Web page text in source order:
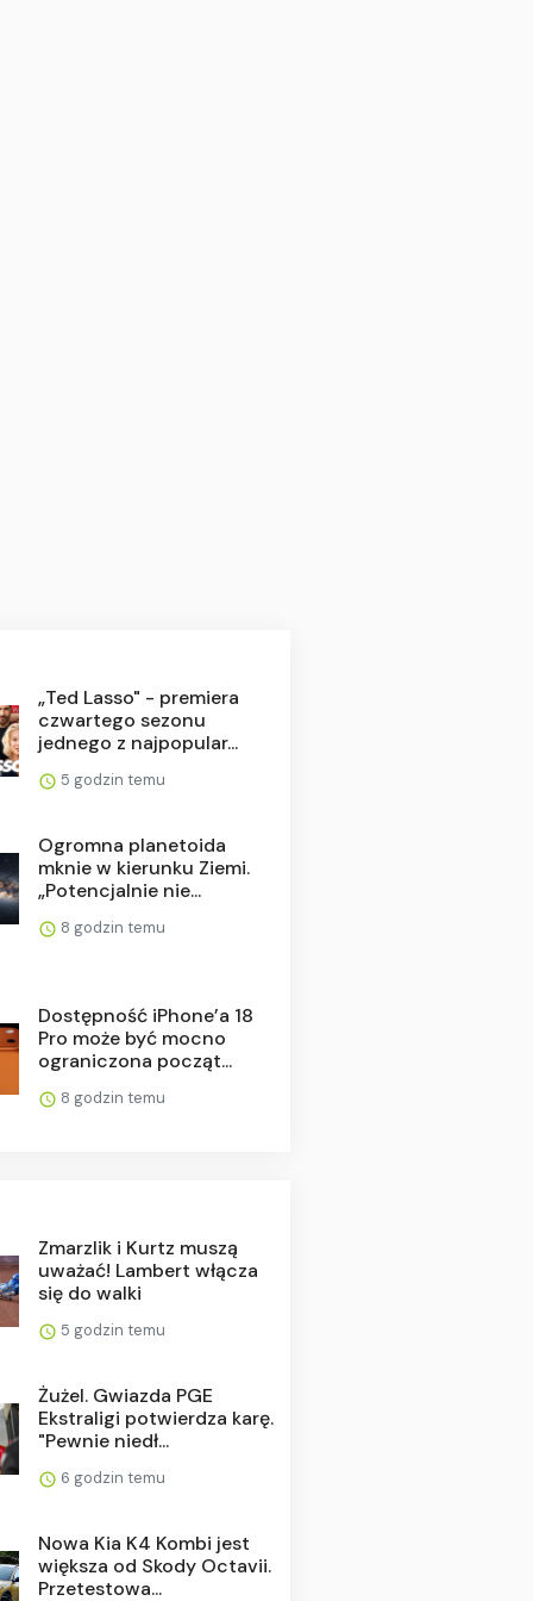
„Ted Lasso" - premiera
czwartego sezonu
jednego z najpopular...
5 godzin temu
Ogromna planetoida
mknie w kierunku Ziemi.
„Potencjalnie nie...
8 godzin temu
Dostępność iPhone’a 18
Pro może być mocno
ograniczona począt...
8 godzin temu
Zmarzlik i Kurtz muszą
uważać! Lambert włącza
się do walki
5 godzin temu
Żużel. Gwiazda PGE
Ekstraligi potwierdza karę.
"Pewnie niedł...
6 godzin temu
Nowa Kia K4 Kombi jest
większa od Skody Octavii.
Przetestowa...